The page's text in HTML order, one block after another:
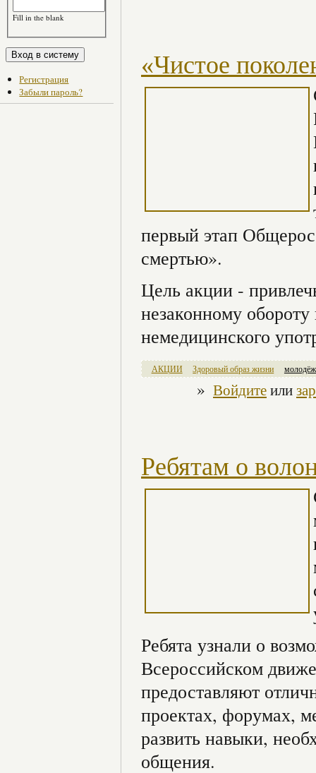
Fill in the blank
Регистрация
Забыли пароль?
«Чистое
первый этап
смертью».
Цель акции -
незаконному
немедицинского
АКЦИИ Здоровый образ жизни
» Войдитеили
Ребятам о
Ребята узнали о
Всероссийском
предоставляют
проектах, форумах,
развить навыки,
общения.